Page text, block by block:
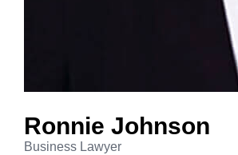
Ronnie Johnson
Business Lawyer